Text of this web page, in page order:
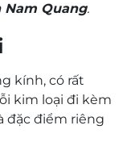
Nam Quang.
kính, có rất
kim loại đi kèm
đặc điểm riêng